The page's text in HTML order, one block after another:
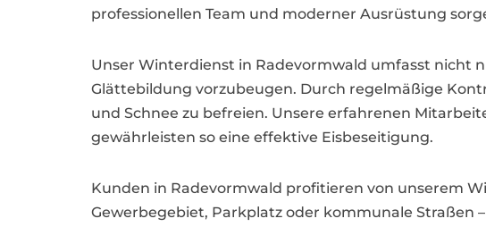
professionellen Team und moderner Ausrüstung
Unser Winterdienst in Radevormwald umfasst nicht
Glättebildung vorzubeugen. Durch regelmäßige
und Schnee zu befreien. Unsere erfahrenen
gewährleisten so eine effektive Eisbeseitigung.
Kunden in Radevormwald profitieren von unserem
Gewerbegebiet, Parkplatz oder kommunale Straßen